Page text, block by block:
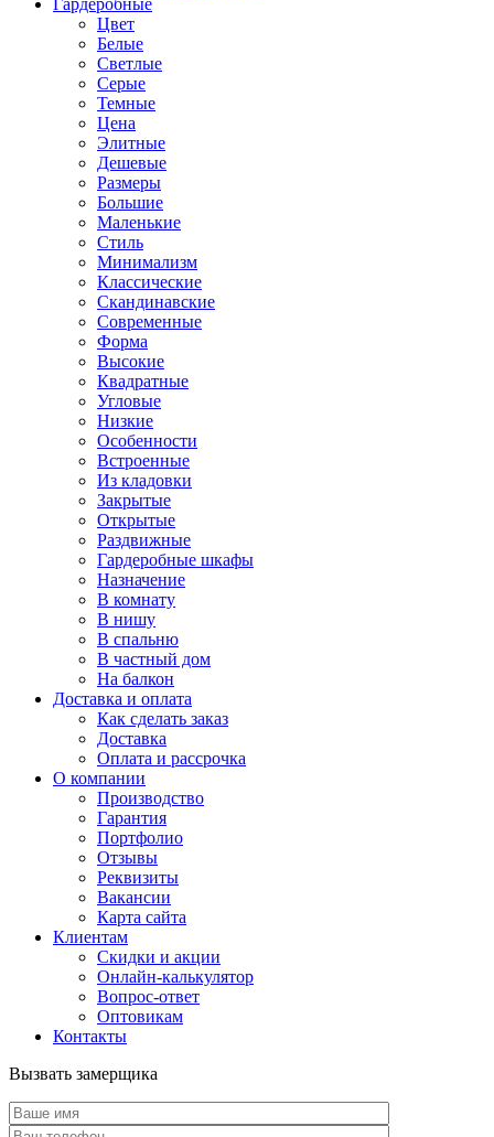
Гардеробные
Цвет
Белые
Светлые
Серые
Темные
Цена
Элитные
Дешевые
Размеры
Большие
Маленькие
Стиль
Минимализм
Классические
Скандинавские
Современные
Форма
Высокие
Квадратные
Угловые
Низкие
Особенности
Встроенные
Из кладовки
Закрытые
Открытые
Раздвижные
Гардеробные шкафы
Назначение
В комнату
В нишу
В спальню
В частный дом
На балкон
Доставка и оплата
Как сделать заказ
Доставка
Оплата и рассрочка
О компании
Производство
Гарантия
Портфолио
Отзывы
Реквизиты
Вакансии
Карта сайта
Клиентам
Скидки и акции
Онлайн-калькулятор
Вопрос-ответ
Оптовикам
Контакты
Вызвать замерщика